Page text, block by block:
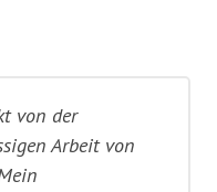
von der
Arbeit von